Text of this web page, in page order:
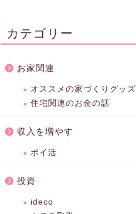
カテゴリー
お家関連
オススメの家づくりグッズ
住宅関連のお金の話
収入を増やす
ポイ活
投資
ideco